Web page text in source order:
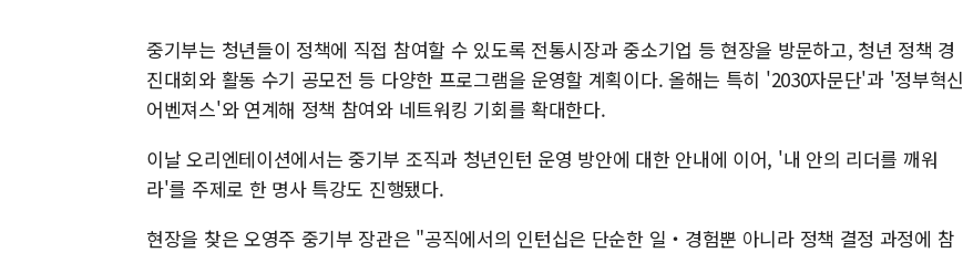
중기부는 청년들이 정책에 직접 참여할 수 있도록 전통시장과 중소기업 등 현장을 방문하고, 청년 정책 경
진대회와 활동 수기 공모전 등 다양한 프로그램을 운영할 계획이다. 올해는 특히 '2030자문단'과 '정부혁신
어벤져스'와 연계해 정책 참여와 네트워킹 기회를 확대한다.
이날 오리엔테이션에서는 중기부 조직과 청년인턴 운영 방안에 대한 안내에 이어, '내 안의 리더를 깨워
라'를 주제로 한 명사 특강도 진행됐다.
현장을 찾은 오영주 중기부 장관은 "공직에서의 인턴십은 단순한 일‧경험뿐 아니라 정책 결정 과정에 참